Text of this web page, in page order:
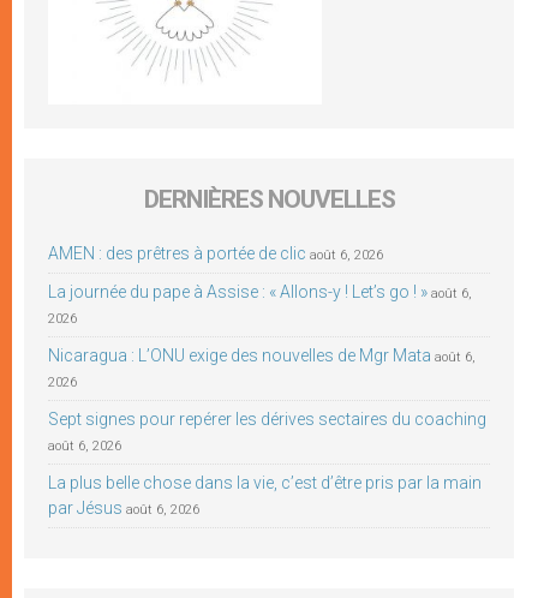
DERNIÈRES NOUVELLES
AMEN : des prêtres à portée de clic août 6, 2026
La journée du pape à Assise : « Allons-y ! Let’s go ! » août 6,
2026
Nicaragua : L’ONU exige des nouvelles de Mgr Mata août 6,
2026
Sept signes pour repérer les dérives sectaires du coaching
août 6, 2026
La plus belle chose dans la vie, c’est d’être pris par la main
par Jésus août 6, 2026